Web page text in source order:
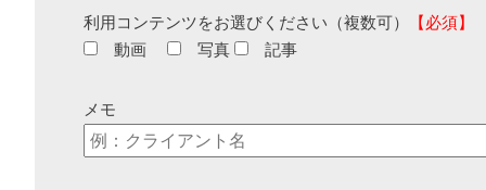
利用コンテンツをお選びください（複数可）
【必須】
動画
写真 記事
メモ